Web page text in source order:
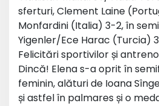
sferturi, Clement Laine
Monfardini (Italia) 3-2, în
Yigenler/Ece Harac (Turcia)
Felicitări sportivilor și
Dincă! Elena s-a oprit în
feminin, alături de Ioana
și astfel în palmares și o